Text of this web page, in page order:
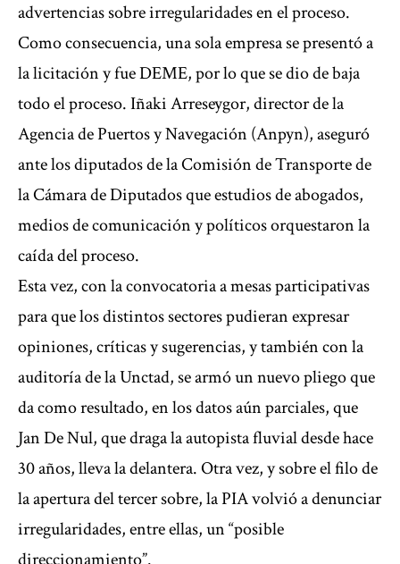
advertencias sobre irregularidades en el proceso.
Como consecuencia, una sola empresa se presentó a
la licitación y fue DEME, por lo que se dio de baja
todo el proceso. Iñaki Arreseygor, director de la
Agencia de Puertos y Navegación (Anpyn), aseguró
ante los diputados de la Comisión de Transporte de
la Cámara de Diputados que estudios de abogados,
medios de comunicación y políticos orquestaron la
caída del proceso.
Esta vez, con la convocatoria a mesas participativas
para que los distintos sectores pudieran expresar
opiniones, críticas y sugerencias, y también con la
auditoría de la Unctad, se armó un nuevo pliego que
da como resultado, en los datos aún parciales, que
Jan De Nul, que draga la autopista fluvial desde hace
30 años, lleva la delantera. Otra vez, y sobre el filo de
la apertura del tercer sobre, la PIA volvió a denunciar
irregularidades, entre ellas, un “posible